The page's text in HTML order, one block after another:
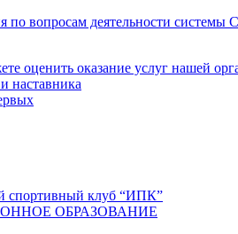
по вопросам деятельности системы
оценить оказание услуг нашей
наставника
спортивный клуб “ИПК”
ОБРАЗОВАНИЕ